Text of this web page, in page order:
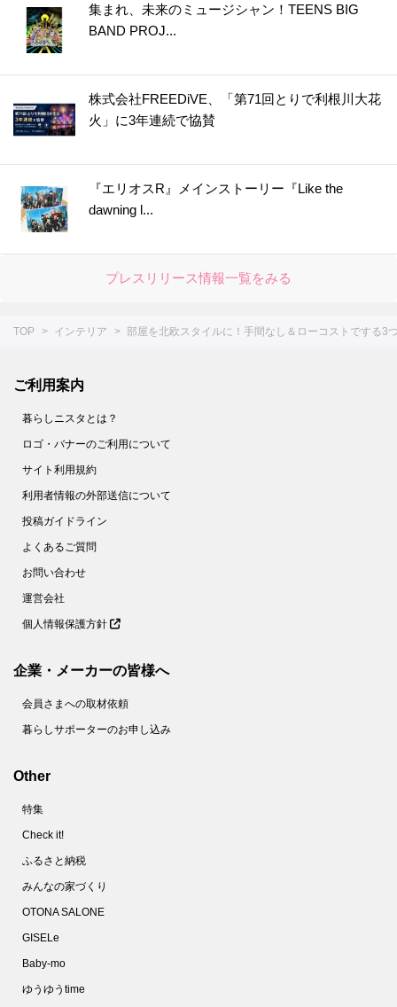
集まれ、未来のミュージシャン！TEENS BIG
BAND PROJ...
株式会社FREEDiVE、「第71回とりで利根川大花
火」に3年連続で協賛
『エリオスR』メインストーリー『Like the
dawning l...
プレスリリース情報一覧をみる
TOP インテリア 部屋を北欧スタイルに！手間なし＆ローコストでする3
ご利用案内
暮らしニスタとは？
ロゴ・バナーのご利用について
サイト利用規約
利用者情報の外部送信について
投稿ガイドライン
よくあるご質問
お問い合わせ
運営会社
個人情報保護方針
企業・メーカーの皆様へ
会員さまへの取材依頼
暮らしサポーターのお申し込み
Other
特集
Check it!
ふるさと納税
みんなの家づくり
OTONA SALONE
GISELe
Baby-mo
ゆうゆうtime